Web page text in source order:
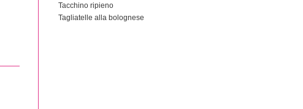
Tacchino ripieno
Tagliatelle alla bolognese